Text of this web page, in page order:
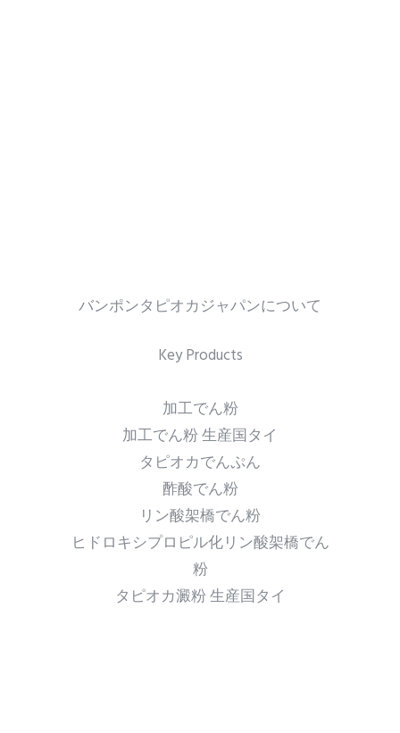
バンポンタピオカジャパンについて
Key Products
加工でん粉
加工でん粉 生産国タイ
タピオカでんぷん
酢酸でん粉
リン酸架橋でん粉
ヒドロキシプロピル化リン酸架橋でん
粉
タピオカ澱粉 生産国タイ